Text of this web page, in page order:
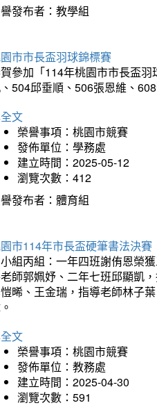
發布者：教學組
市市長盃羽球錦標賽
參加「114年桃園市市長盃
504邱垂順、506張恩維、
文
榮譽事項：桃園市競賽
發佈單位：學務處
建立時間：2025-05-12
瀏覽次數：412
發布者：體育組
市114年市長盃硬筆書法決賽
組丙組：一年四班謝侑恩榮
師郭姵妤、二年七班邱顯凱
晞、王金瑞，指導老師林子
文
榮譽事項：桃園市競賽
發佈單位：教務處
建立時間：2025-04-30
瀏覽次數：591